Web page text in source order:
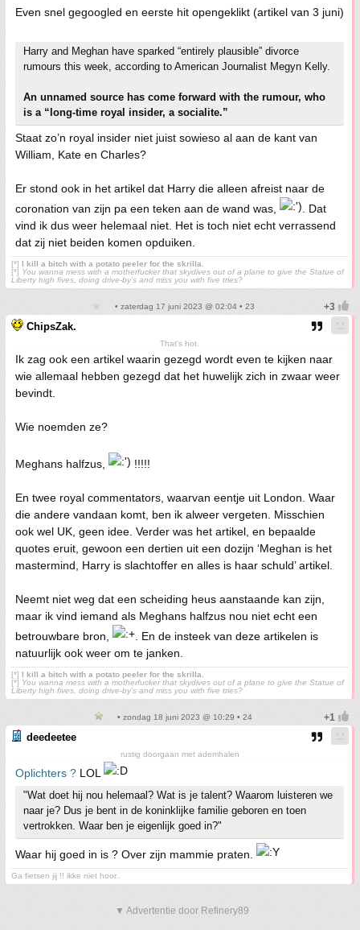
Even snel gegoogled en eerste hit opengeklikt (artikel van 3 juni)
Harry and Meghan have sparked “entirely plausible” divorce
rumours this week, according to American Journalist Megyn Kelly.
An unnamed source has come forward with the rumour, who
is a “long-time royal insider, a socialite.”
Staat zo’n royal insider niet juist sowieso al aan de kant van
William, Kate en Charles?
Er stond ook in het artikel dat Harry die alleen afreist naar de
coronation van zijn pa een teken aan de wand was,
. Dat
vind ik dus weer helemaal niet. Het is toch niet echt verrassend
dat zij niet beiden komen opduiken.
[*] I kill a bitch with a potato peeler for the skrilla.
[*] You wanna mess with a motherfucker that skydives out of a plane to give the Statue of
Liberty high fives, doing drive-by’s and miss you with five tries?
• zaterdag 17 juni 2023 @ 02:04 • 23
ChipsZak.
That's hot.
Ik zag ook een artikel waarin gezegd wordt even te kijken naar
wie allemaal hebben gezegd dat het huwelijk zich in zwaar weer
bevindt.
Wie noemden ze?
Meghans halfzus, !!!!!
En twee royal commentators, waarvan eentje uit London. Waar
die andere vandaan komt, ben ik alweer vergeten. Misschien
ook wel UK, geen idee. Verder was het artikel, en bepaalde
quotes eruit, gewoon een dertien uit een dozijn ‘Meghan is het
mastermind, Harry is slachtoffer en alles is haar schuld’ artikel.
Neemt niet weg dat een scheiding heus aanstaande kan zijn,
maar ik vind iemand als Meghans halfzus nou niet echt een
betrouwbare bron,
. En de insteek van deze artikelen is
natuurlijk ook weer om te janken.
[*] I kill a bitch with a potato peeler for the skrilla.
[*] You wanna mess with a motherfucker that skydives out of a plane to give the Statue of
Liberty high fives, doing drive-by’s and miss you with five tries?
• zondag 18 juni 2023 @ 10:29 • 24
deedeetee
rustig doorgaan met ademhalen
Oplichters ? LOL
"Wat doet hij nou helemaal? Wat is je talent? Waarom luisteren we
naar je? Dus je bent in de koninklijke familie geboren en toen
vertrokken. Waar ben je eigenlijk goed in?"
Waar hij goed in is ? Over zijn mammie praten.
Ga fietsen jij !! ikke niet hoor..
▼ Advertentie door Refinery89